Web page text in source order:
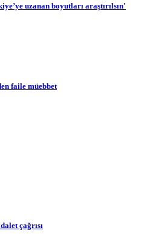
uzanan boyutları araştırılsın'
faile müebbet
çağrısı